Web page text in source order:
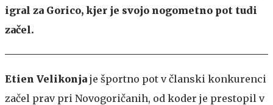
igral za Gorico, kjer je svojo nogometno pot tudi
začel.
Etien Velikonja je športno pot v članski konkurenci
začel prav pri Novogoričanih, od koder je prestopil v